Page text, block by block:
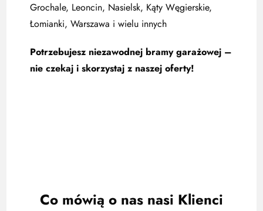
Grochale, Leoncin, Nasielsk, Kąty Węgierskie,
Łomianki, Warszawa i wielu innych
Potrzebujesz niezawodnej bramy garażowej –
nie czekaj i skorzystaj z naszej oferty!
Co mówią o nas nasi Klienci